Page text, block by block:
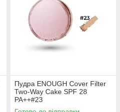
Пудра ENOUGH Cover Filter
Two-Way Cake SPF 28
PA++#23